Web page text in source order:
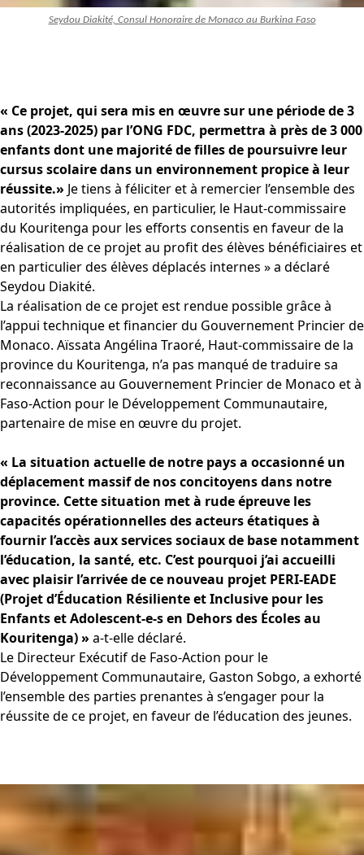
Seydou Diakité, Consul Honoraire de Monaco au Burkina Faso
« Ce projet, qui sera mis en œuvre sur une période de 3
ans (2023-2025) par l’ONG FDC, permettra à près de 3 000
enfants dont une majorité de filles de poursuivre leur
cursus scolaire dans un environnement propice à leur
réussite.» Je tiens à féliciter et à remercier l’ensemble des
autorités impliquées, en particulier, le Haut-commissaire
du Kouritenga pour les efforts consentis en faveur de la
réalisation de ce projet au profit des élèves bénéficiaires et
en particulier des élèves déplacés internes » a déclaré
Seydou Diakité.
La réalisation de ce projet est rendue possible grâce à
l’appui technique et financier du Gouvernement Princier de
Monaco. Aïssata Angélina Traoré, Haut-commissaire de la
province du Kouritenga, n’a pas manqué de traduire sa
reconnaissance au Gouvernement Princier de Monaco et à
Faso-Action pour le Développement Communautaire,
partenaire de mise en œuvre du projet.
« La situation actuelle de notre pays a occasionné un
déplacement massif de nos concitoyens dans notre
province. Cette situation met à rude épreuve les
capacités opérationnelles des acteurs étatiques à
fournir l’accès aux services sociaux de base notamment
l’éducation, la santé, etc. C’est pourquoi j’ai accueilli
avec plaisir l’arrivée de ce nouveau projet PERI-EADE
(Projet d’Éducation Résiliente et Inclusive pour les
Enfants et Adolescent-e-s en Dehors des Écoles au
Kouritenga) »a-t-elle déclaré.
Le Directeur Exécutif de Faso-Action pour le
Développement Communautaire, Gaston Sobgo, a exhorté
l’ensemble des parties prenantes à s’engager pour la
réussite de ce projet, en faveur de l’éducation des jeunes.